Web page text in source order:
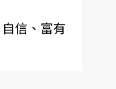
信、富有